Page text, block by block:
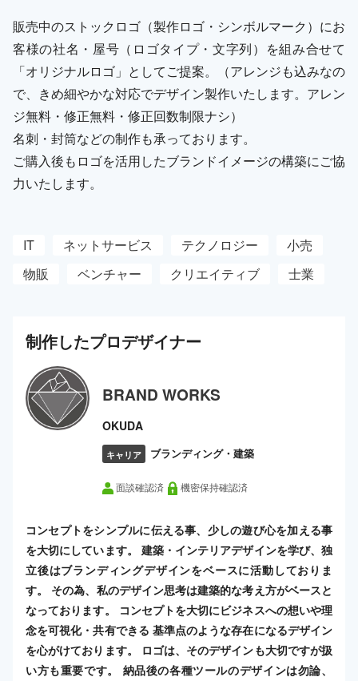
販売中のストックロゴ（製作ロゴ・シンボルマーク）にお
客様の社名・屋号（ロゴタイプ・文字列）を組み合せて
「オリジナルロゴ」としてご提案。（アレンジも込みなの
で、きめ細やかな対応でデザイン製作いたします。アレン
ジ無料・修正無料・修正回数制限ナシ）
名刺・封筒などの制作も承っております。
ご購入後もロゴを活用したブランドイメージの構築にご協
力いたします。
IT ネットサービス テクノロジー
小売
物販
ベンチャー クリエイティブ 士業
制作したプロデザイナー
BRAND WORKS
OKUDA
キャリア ブランディング・建築
面談確認済 機密保持確認済
コンセプトをシンプルに伝える事、少しの遊び心を加える事
を大切にしています。 建築・インテリアデザインを学び、独
立後はブランディングデザインをベースに活動しておりま
す。 その為、私のデザイン思考は建築的な考え方がベースと
なっております。 コンセプトを大切にビジネスへの想いや理
念を可視化・共有できる 基準点のような存在になるデザイン
を心がけております。 ロゴは、そのデザインも大切ですが扱
い方も重要です。 納品後の各種ツールのデザインは勿論、